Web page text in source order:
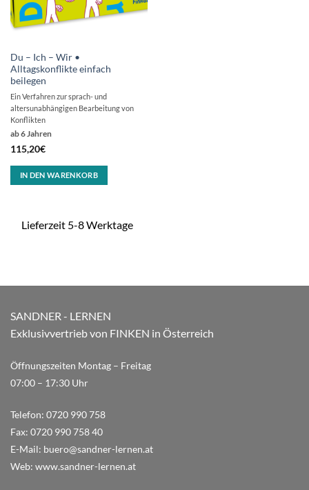
Du – Ich – Wir •
Alltagskonflikte einfach
beilegen
ab 6 Jahren
115,20€
Ein Verfahren zur sprach- und
altersunabhängigen Bearbeitung von
Konflikten
IN DEN WARENKORB
Lieferzeit 5-8 Werktage
SANDNER - LERNEN
Exklusivvertrieb von FINKEN in Österreich
Öffnungszeiten Montag – Freitag
07:00 – 17:30 Uhr
Telefon: 0720 990 758
Fax: 0720 990 758 40
E-Mail: buero@sandner-lernen.at
Web: www.sandner-lernen.at